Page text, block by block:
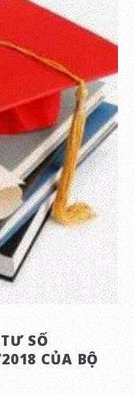
SỐ
CỦA BỘ